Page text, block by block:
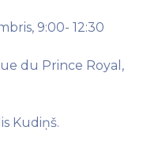
9:00- 12:30
du Prince Royal,
Kudiņš.